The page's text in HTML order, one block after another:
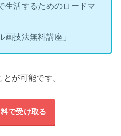
生活するためのロードマ
画技法無料講座」
が可能です。
で受け取る